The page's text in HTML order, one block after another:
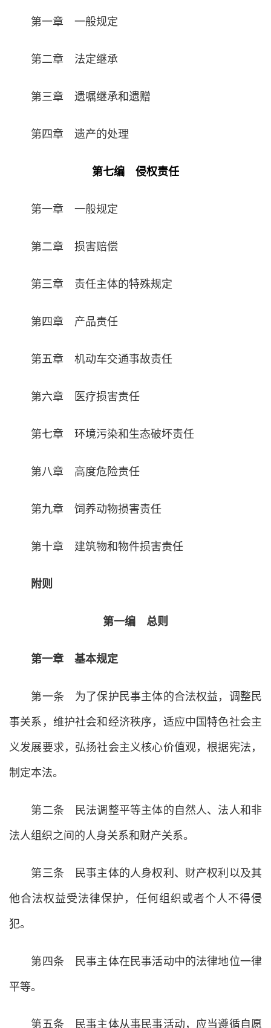
第一章 一般规定
第二章 法定继承
第三章 遗嘱继承和遗赠
第四章 遗产的处理
第七编 侵权责任
第一章 一般规定
第二章 损害赔偿
第三章 责任主体的特殊规定
第四章 产品责任
第五章 机动车交通事故责任
第六章 医疗损害责任
第七章 环境污染和生态破坏责任
第八章 高度危险责任
第九章 饲养动物损害责任
第十章 建筑物和物件损害责任
附则
第一编 总则
第一章 基本规定
第一条 为了保护民事主体的合法权益，调整民
事关系，维护社会和经济秩序，适应中国特色社会主
义发展要求，弘扬社会主义核心价值观，根据宪法，
制定本法。
第二条 民法调整平等主体的自然人、法人和非
法人组织之间的人身关系和财产关系。
第三条 民事主体的人身权利、财产权利以及其
他合法权益受法律保护，任何组织或者个人不得侵
犯。
第四条 民事主体在民事活动中的法律地位一律
平等。
第五条 民事主体从事民事活动，应当遵循自愿